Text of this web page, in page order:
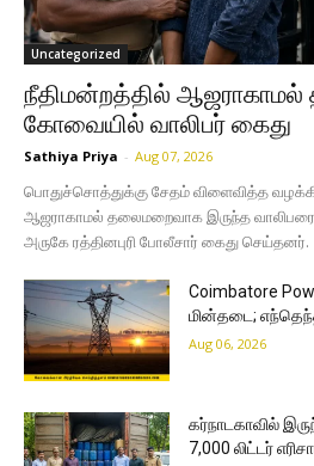
Uncategorized
நீதிமன்றத்தில் ஆஜராகாமல்
கோவையில் வாலிபர் கைது
Sathiya Priya - Aug 07, 2026
பொதுச்சொத்துக்கு சேதம் விளைவித்த
ஆஜராகாமல் தலைமறைவாக இருந்த வாலிபரை,
அருகே ரத்தினபுரி போலீசார் கைது செய்தனர்.
Coimbatore
மின்தடை;
Aug 06, 2026
கர்நாடகாவில்
7,000 லிட்டர்